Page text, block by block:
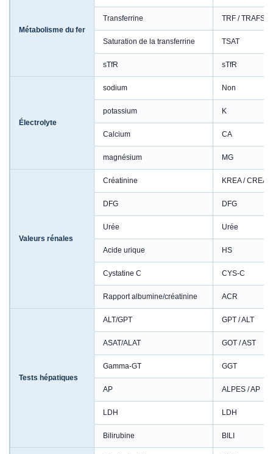
Métabolisme du fer
Transferrine TRF / TRAFS
Saturation de la transferrine TSAT
sTfR sTfR
Électrolyte
sodium Non
potassium K
Calcium CA
magnésium MG
Valeurs rénales
Créatinine KREA / CREA
DFG DFG
Urée Urée
Acide urique HS
Cystatine C CYS-C
Rapport albumine/créatinine ACR
Tests hépatiques
ALT/GPT GPT / ALT
ASAT/ALAT GOT / AST
Gamma-GT GGT
AP ALPES / AP
LDH LDH
Bilirubine BILI